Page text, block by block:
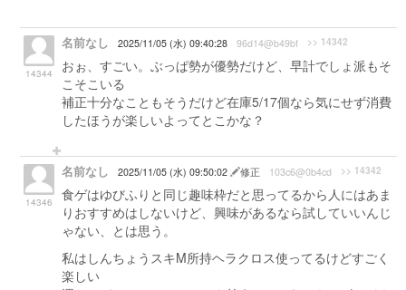
14344
名前なし 2025/11/05 (水) 09:40:28 96d14@b49bf >> 14342
おぉ、すごい。ぶっぱ勢が優勢だけど、早計でしょ派もそ
こそこいる
補正十分なこともそうだけど在庫5/17個なら気にせず消費
したほうが楽しいよってとこかな？
14346
名前なし 2025/11/05 (水) 09:50:02 修正 103c6@0b4cd >> 14342
食ゲはゆびふりと同じ趣味枠だと思ってるから人にはあま
りおすすめはしないけど、興味があるなら試していいんじ
ゃない、とは思う。
私はしんちょうスキM所持ヘラクロス使ってるけどすごく
楽しい